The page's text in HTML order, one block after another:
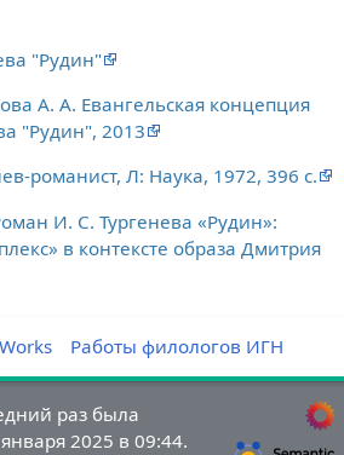
"Рудин"
А. А. Евангельская концепция
"Рудин", 2013
романист, Л: Наука, 1972, 396 с.
И. С. Тургенева «Рудин»:
в контексте образа Дмитрия
Работы филологов ИГН
раз была
2025 в 09:44.